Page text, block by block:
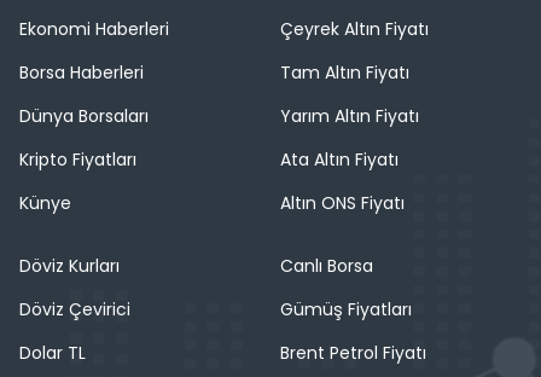
Ekonomi Haberleri
Borsa Haberleri
Dünya Borsaları
Kripto Fiyatları
Künye
Çeyrek Altın Fiyatı
Tam Altın Fiyatı
Yarım Altın Fiyatı
Ata Altın Fiyatı
Altın ONS Fiyatı
Döviz Kurları
Döviz Çevirici
Dolar TL
Canlı Borsa
Gümüş Fiyatları
Brent Petrol Fiyatı